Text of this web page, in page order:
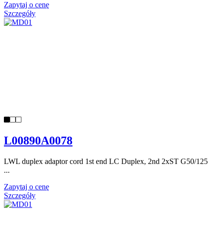
Zapytaj o cenę
Szczegóły
L00890A0078
LWL duplex adaptor cord 1st end LC Duplex, 2nd 2xST G50/125
...
Zapytaj o cenę
Szczegóły